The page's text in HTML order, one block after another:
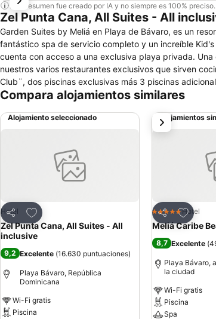
Este resumen fue creado por IA y no siempre es 100% preciso.
Zel Punta Cana, All Suites - All
Garden Suites by Meliá en Playa de Bávaro, es un
fantástico spa de servicio completo y un increíble
cuenta con acceso a una exclusiva playa privada.
nuestros varios restaurantes exclusivos que sirven
Club¨, dos piscinas exclusivas más 3 piscinas
piscina privada ofreciendo comodidades exclusivas
Compara alojamientos similares
Alojamiento seleccionado
Compartir
Agregar a favoritos
Hotel
Zel Punta Cana, All Suites - All
inclusive
9,2 Excelente (16.630 puntuaciones)
Playa Bávaro, República
Dominicana
Wi-Fi gratis
Piscina
Alojamientos
Compartir
Agregar
5 EstrellasHotel
Meliá Caribe
8,7 Excelente (
Playa Bávaro,
la ciudad
Wi-Fi gratis
Piscina
Spa
siguiente